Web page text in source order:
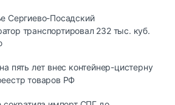
Сергиево-Посадский
транспортировал 232 тыс. куб.
пять лет внес контейнер-цистерну
товаров РФ